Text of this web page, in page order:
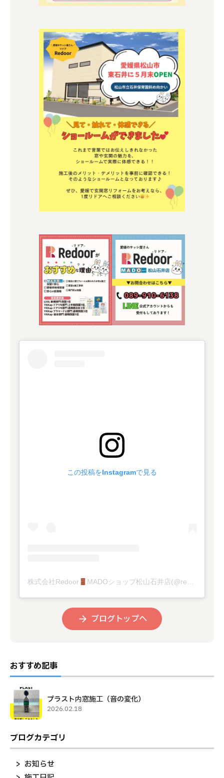
この投稿をInstagramで見る
株式会社Redoor MADOショップ松山石井店(@redoor_inc)がシェアした投稿
ブログトップへ
おすすめ記事
プラスト内窓施工（音の変化）
2026.02.18
ブログカテゴリ
お知らせ